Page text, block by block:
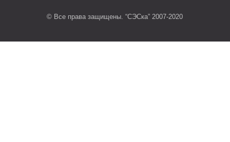
© Все права защищены. “СЭСка” 2007-2020